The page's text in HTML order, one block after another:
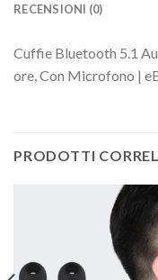
RECENSIONI (0)
Cuffie Bluetooth 5.1
ore, Con Microfono |
PRODOTTI